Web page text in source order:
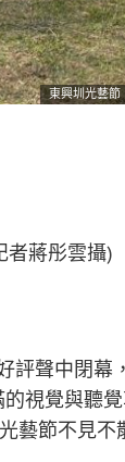
東興圳光藝
者蔣彤雲攝)
評聲中閉幕
視覺與聽
藝節不見不